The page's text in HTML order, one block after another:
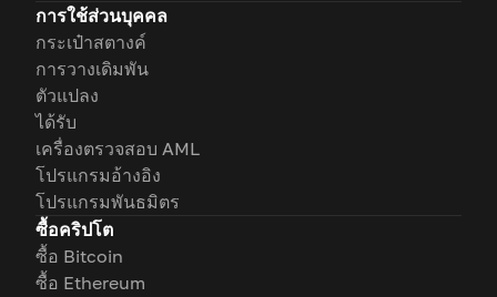
การใช้ส่วนบุคคล
กระเป๋าสตางค์
การวางเดิมพัน
ตัวแปลง
ได้รับ
เครื่องตรวจสอบ AML
โปรแกรมอ้างอิง
โปรแกรมพันธมิตร
ซื้อคริปโต
ซื้อ Bitcoin
ซื้อ Ethereum